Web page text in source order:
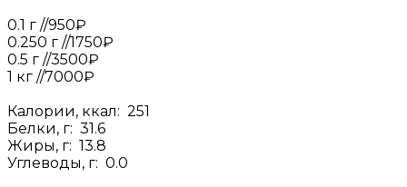
0.1 г //950₽
0.250 г //1750₽
0.5 г //3500₽
1 кг //7000₽
Калории, ккал: 251
Белки, г: 31.6
Жиры, г: 13.8
Углеводы, г: 0.0